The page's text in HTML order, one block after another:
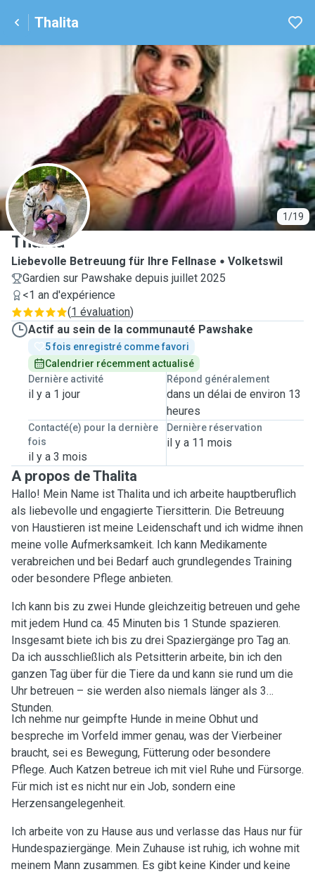
Thalita
1/19
T
Thalita
Liebevolle Betreuung für Ihre Fellnase
Volketswil
Gardien sur Pawshake depuis juillet 2025
<1 an d'expérience
(1 évaluation)
Actif au sein de la communauté Pawshake
5 fois enregistré comme favori
Calendrier récemment actualisé
Dernière activité
il y a 1 jour
Répond généralement
dans un délai de environ 13
heures
Contacté(e) pour la dernière
fois
il y a 3 mois
Dernière réservation
il y a 11 mois
A propos de Thalita
Hallo! Mein Name ist Thalita und ich arbeite hauptberuflich
als liebevolle und engagierte Tiersitterin. Die Betreuung
von Haustieren ist meine Leidenschaft und ich widme ihnen
meine volle Aufmerksamkeit. Ich kann Medikamente
verabreichen und bei Bedarf auch grundlegendes Training
oder besondere Pflege anbieten.
Ich kann bis zu zwei Hunde gleichzeitig betreuen und gehe
mit jedem Hund ca. 45 Minuten bis 1 Stunde spazieren.
Insgesamt biete ich bis zu drei Spaziergänge pro Tag an.
Da ich ausschließlich als Petsitterin arbeite, bin ich den
ganzen Tag über für die Tiere da und kann sie rund um die
Uhr betreuen – sie werden also niemals länger als 3
Stunden.
Ich nehme nur geimpfte Hunde in meine Obhut und
bespreche im Vorfeld immer genau, was der Vierbeiner
braucht, sei es Bewegung, Fütterung oder besondere
Pflege. Auch Katzen betreue ich mit viel Ruhe und Fürsorge.
Für mich ist es nicht nur ein Job, sondern eine
Herzensangelegenheit.
Ich arbeite von zu Hause aus und verlasse das Haus nur für
Hundespaziergänge. Mein Zuhause ist ruhig, ich wohne mit
meinem Mann zusammen. Es gibt keine Kinder und keine